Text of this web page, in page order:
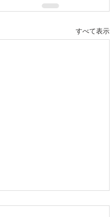
すべて表示
のニュースから紐解く